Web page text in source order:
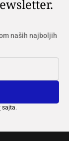
naših najboljih
sajta.